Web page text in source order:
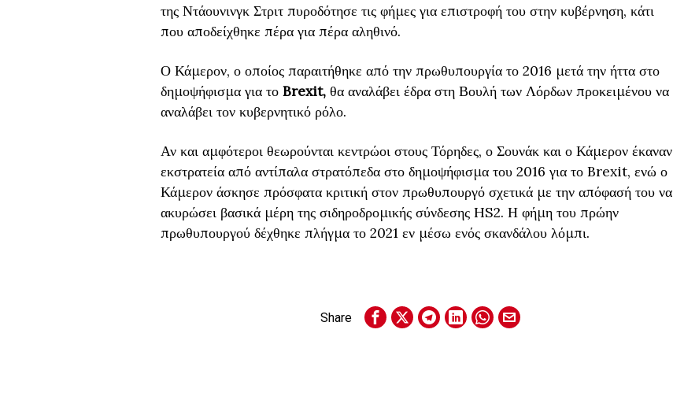
της Ντάουνινγκ Στριτ πυροδότησε τις φήμες για επιστροφή του στην κυβέρνηση, κάτι
που αποδείχθηκε πέρα για πέρα αληθινό.
Ο Κάμερον, ο οποίος παραιτήθηκε από την πρωθυπουργία το 2016 μετά την ήττα στο
δημοψήφισμα για τοBrexit,θα αναλάβει έδρα στη Βουλή των Λόρδων προκειμένου να
αναλάβει τον κυβερνητικό ρόλο.
Αν και αμφότεροι θεωρούνται κεντρώοι στους Τόρηδες, ο Σουνάκ και ο Κάμερον έκαναν
εκστρατεία από αντίπαλα στρατόπεδα στο δημοψήφισμα του 2016 για το Brexit, ενώ ο
Κάμερον άσκησε πρόσφατα κριτική στον πρωθυπουργό σχετικά με την απόφασή του να
ακυρώσει βασικά μέρη της σιδηροδρομικής σύνδεσης HS2. Η φήμη του πρώην
πρωθυπουργού δέχθηκε πλήγμα το 2021 εν μέσω ενός σκανδάλου λόμπι.
Share